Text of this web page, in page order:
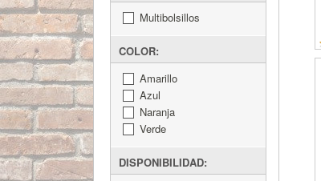
Multibolsillos
COLOR:
Amarillo
Azul
Naranja
Verde
DISPONIBILIDAD: